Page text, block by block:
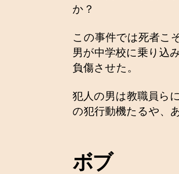
か？
この事件では死者こ
男が中学校に乗り込
負傷させた。
犯人の男は教職員ら
の犯行動機たるや、
ボブ